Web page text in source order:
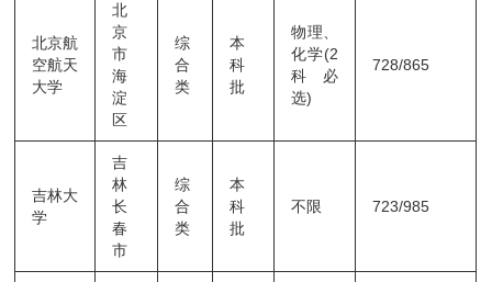
北京航
空航天
大学
北
京
市
海
淀
区
综
合
类
本
科
批
物理、
化学(2
科必
选)
728/865
吉林大
学
吉
林
长
春
市
综
合
类
本
科
批
不限 723/985